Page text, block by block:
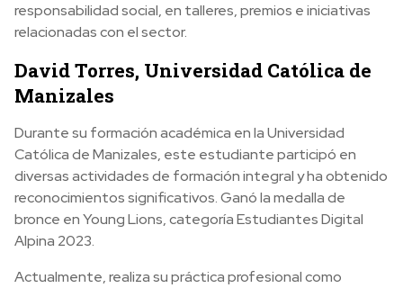
responsabilidad social, en talleres, premios e iniciativas
relacionadas con el sector.
David Torres, Universidad Católica de
Manizales
Durante su formación académica en la Universidad
Católica de Manizales, este estudiante participó en
diversas actividades de formación integral y ha obtenido
reconocimientos significativos. Ganó la medalla de
bronce en Young Lions, categoría Estudiantes Digital
Alpina 2023.
Actualmente, realiza su práctica profesional como